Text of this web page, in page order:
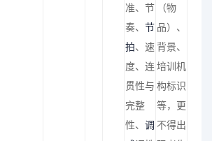
准、节
奏、 节
拍、速
度、连
贯性与
完整
性、 调
（物
品）、
背景、
培训机
构标识
等，更
不得出